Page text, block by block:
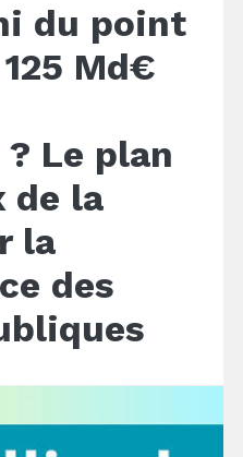
du point
Md€
Le plan
de la
la
des